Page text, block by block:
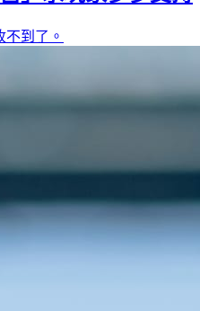
到了。